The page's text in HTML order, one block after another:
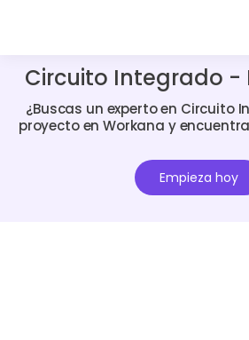
Circuito Integrado -
¿Buscas un experto en Circuito
proyecto en Workana y
Empieza hoy